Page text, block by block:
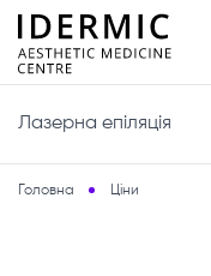
Лазерна епіляція
Головна Ціни